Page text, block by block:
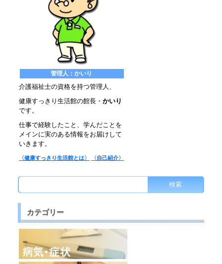
管理人：かいり
介護福祉士の資格を持つ管理人、
健康すっきり生活館の館長・かいり
です。
仕事で経験したこと、学んだことを
メインに実のある情報をお届けして
いきます。
〈健康すっきり生活館とは〉 〈自己紹介〉
カテゴリー